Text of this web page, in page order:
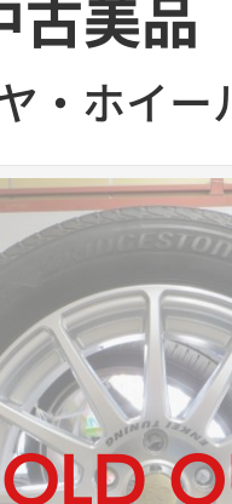
古美品
・ホイー